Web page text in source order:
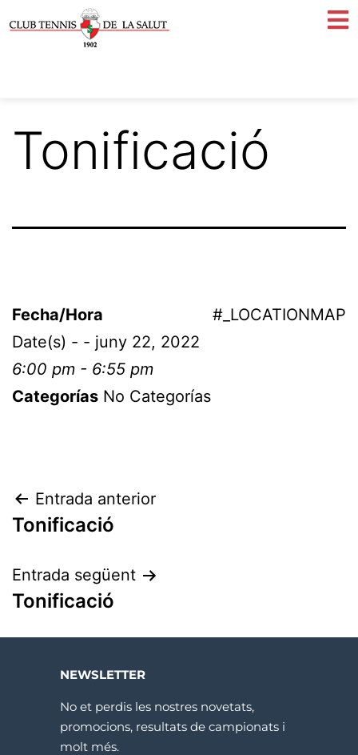
Tonificació
#_LOCATIONMAP
Fecha/Hora
Date(s) - - juny 22, 2022
6:00 pm - 6:55 pm
Categorías No Categorías
Entrada anterior
Tonificació
Entrada següent
Tonificació
NEWSLETTER
No et perdis les nostres novetats,
promocions, resultats de campionats i
molt més.